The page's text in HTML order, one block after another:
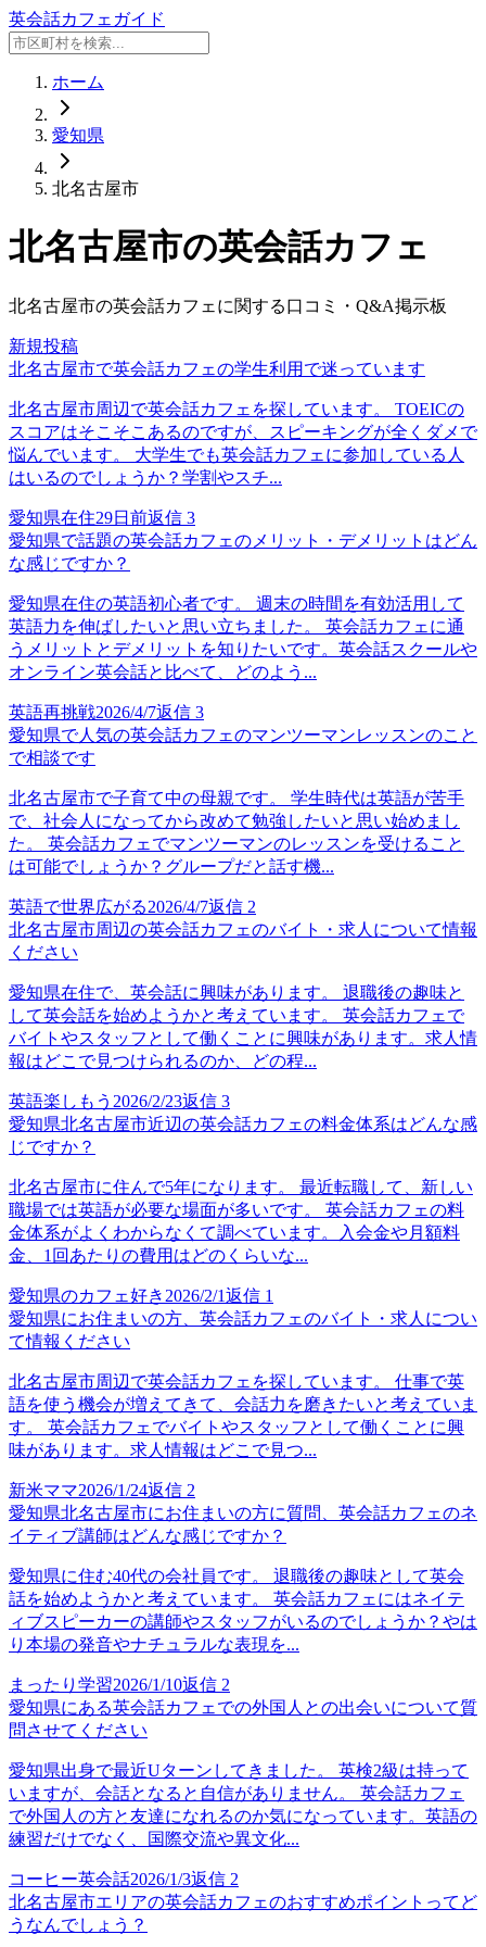
英会話カフェガイド
ホーム
愛知県
北名古屋市
北名古屋市の英会話カフェ
北名古屋市の英会話カフェに関する口コミ・Q&A掲示板
新規投稿
北名古屋市で英会話カフェの学生利用で迷っています
北名古屋市周辺で英会話カフェを探しています。 TOEICの
スコアはそこそこあるのですが、スピーキングが全くダメで
悩んでいます。 大学生でも英会話カフェに参加している人
はいるのでしょうか？学割やスチ...
愛知県在住29日前返信 3
愛知県で話題の英会話カフェのメリット・デメリットはどん
な感じですか？
愛知県在住の英語初心者です。 週末の時間を有効活用して
英語力を伸ばしたいと思い立ちました。 英会話カフェに通
うメリットとデメリットを知りたいです。英会話スクールや
オンライン英会話と比べて、どのよう...
英語再挑戦2026/4/7返信 3
愛知県で人気の英会話カフェのマンツーマンレッスンのこと
で相談です
北名古屋市で子育て中の母親です。 学生時代は英語が苦手
で、社会人になってから改めて勉強したいと思い始めまし
た。 英会話カフェでマンツーマンのレッスンを受けること
は可能でしょうか？グループだと話す機...
英語で世界広がる2026/4/7返信 2
北名古屋市周辺の英会話カフェのバイト・求人について情報
ください
愛知県在住で、英会話に興味があります。 退職後の趣味と
して英会話を始めようかと考えています。 英会話カフェで
バイトやスタッフとして働くことに興味があります。求人情
報はどこで見つけられるのか、どの程...
英語楽しもう 2026/2/23返信 3
愛知県北名古屋市近辺の英会話カフェの料金体系はどんな感
じですか？
北名古屋市に住んで5年になります。 最近転職して、新しい
職場では英語が必要な場面が多いです。 英会話カフェの料
金体系がよくわからなくて調べています。入会金や月額料
金、1回あたりの費用はどのくらいな...
愛知県のカフェ好き 2026/2/1返信 1
愛知県にお住まいの方、英会話カフェのバイト・求人につい
て情報ください
北名古屋市周辺で英会話カフェを探しています。 仕事で英
語を使う機会が増えてきて、会話力を磨きたいと考えていま
す。 英会話カフェでバイトやスタッフとして働くことに興
味があります。求人情報はどこで見つ...
新米ママ2026/1/24返信 2
愛知県北名古屋市にお住まいの方に質問、英会話カフェのネ
イティブ講師はどんな感じですか？
愛知県に住む40代の会社員です。 退職後の趣味として英会
話を始めようかと考えています。 英会話カフェにはネイテ
ィブスピーカーの講師やスタッフがいるのでしょうか？やは
り本場の発音やナチュラルな表現を...
まったり学習2026/1/10返信 2
愛知県にある英会話カフェでの外国人との出会いについて質
問させてください
愛知県出身で最近Uターンしてきました。 英検2級は持って
いますが、会話となると自信がありません。 英会話カフェ
で外国人の方と友達になれるのか気になっています。英語の
練習だけでなく、国際交流や異文化...
コーヒー英会話2026/1/3返信 2
北名古屋市エリアの英会話カフェのおすすめポイントってど
うなんでしょう？